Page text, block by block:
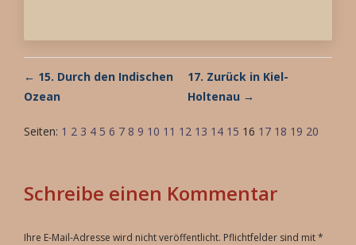
← 15. Durch den Indischen
Ozean
17. Zurück in Kiel-
Holtenau →
Seiten: 1 2 3 4 5 6 7 8 9 10 11 12 13 14 15 16 17 18 19 20
Schreibe einen Kommentar
Ihre E-Mail-Adresse wird nicht veröffentlicht. Pflichtfelder sind mit*